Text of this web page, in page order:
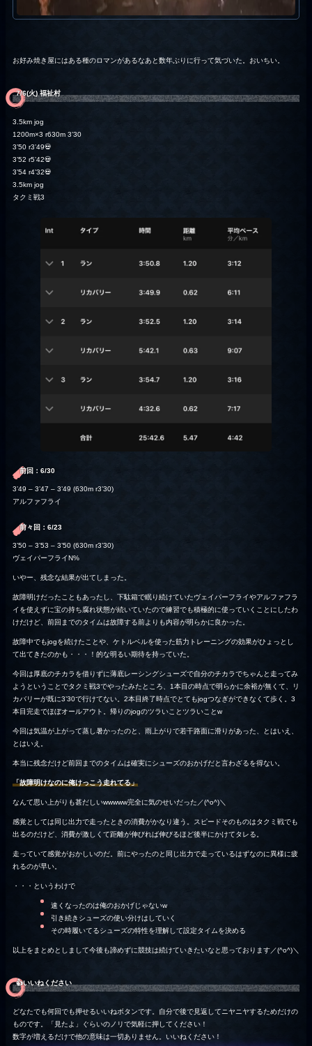
お好み焼き屋にはある種のロマンがあるなあと数年ぶりに行って気づいた。おいちい。
7/6(火) 福祉村
3.5km jog
1200m×3 r630m 3’30
3’50 r3’49💀
3’52 r5’42💀
3’54 r4’32💀
3.5km jog
タクミ戦3
前回：6/30
3’49 – 3’47 – 3’49 (630m r3’30)
アルファフライ
前々回：6/23
3’50 – 3’53 – 3’50 (630m r3’30)
ヴェイパーフライN%
いやー、残念な結果が出てしまった。
故障明けだったこともあったし、下駄箱で眠り続けていたヴェイパーフライやアルファフラ
イを使えずに宝の持ち腐れ状態が続いていたので練習でも積極的に使っていくことにしたわ
けだけど、前回までのタイムは故障する前よりも内容が明らかに良かった。
故障中でもjogを続けたことや、ケトルベルを使った筋力トレーニングの効果がひょっとし
て出てきたのかも・・・！的な明るい期待を持っていた。
今回は厚底のチカラを借りずに薄底レーシングシューズで自分のチカラでちゃんと走ってみ
ようということでタクミ戦3でやったみたところ、1本目の時点で明らかに余裕が無くて、リ
カバリーが既に3’30で行けてない。2本目終了時点でとてもjogつなぎができなくて歩く。3
本目完走でほぼオールアウト。帰りのjogのツラいことツラいことw
今回は気温が上がって蒸し暑かったのと、雨上がりで若干路面に滑りがあった、とはいえ、
とはいえ。
本当に残念だけど前回までのタイムは確実にシューズのおかげだと言わざるを得ない。
「故障明けなのに俺けっこう走れてる」
なんて思い上がりも甚だしいwwwww完全に気のせいだった／(^o^)＼
感覚としては同じ出力で走ったときの消費がかなり違う。スピードそのものはタクミ戦でも
出るのだけど、消費が激しくて距離が伸びれば伸びるほど後半にかけてタレる。
走っていて感覚がおかしいのだ。前にやったのと同じ出力で走っているはずなのに異様に疲
れるのが早い。
・・・というわけで
速くなったのは俺のおかげじゃないw
引き続きシューズの使い分けはしていく
その時履いてるシューズの特性を理解して設定タイムを決める
以上をまとめとしまして今後も諦めずに競技は続けていきたいなと思っております／(^o^)＼
👍️いいねください
どなたでも何回でも押せるいいねボタンです。自分で後で見返してニヤニヤするためだけの
ものです。「見たよ」ぐらいのノリで気軽に押してください！
数字が増えるだけで他の意味は一切ありません。いいねください！